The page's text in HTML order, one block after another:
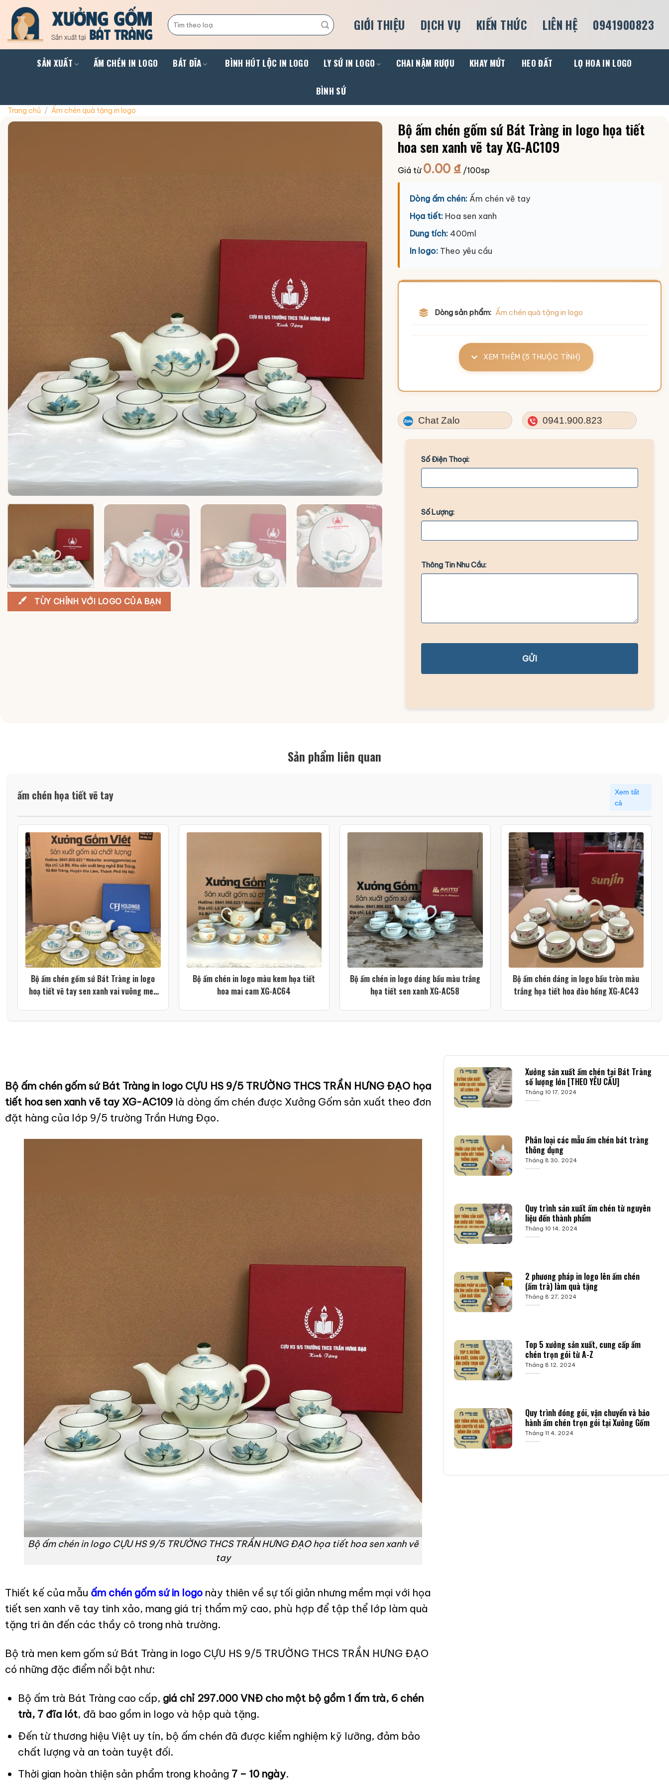
content
Tìm
kiếm:
GIỚI THIỆU DỊCH VỤ KIẾN THỨC LIÊN HỆ 0941900823
SẢN XUẤT ẤM CHÉN IN LOGO BÁT ĐĨA BÌNH HÚT LỘC IN LOGO LY SỨ IN LOGO CHAI NẬM RƯỢU KHAY MỨT HEO ĐẤT LỌ HOA IN LOGO
BÌNH SỨ
Trang chủ / Ấm chén quà tặng in logo
+5
TÙY CHỈNH VỚI LOGO CỦA BẠN
Bộ ấm chén gốm sứ Bát Tràng in logo họa tiết
hoa sen xanh vẽ tay XG-AC109
Giá từ 0.00 ₫ /100sp
Dòng ấm chén: Ấm chén vẽ tay
Họa tiết: Hoa sen xanh
Dung tích: 400ml
In logo: Theo yêu cầu
Dòng sản phẩm: Ấm chén quà tặng in logo
XEM THÊM (5 THUỘC TÍNH)
Chat Zalo 0941.900.823
Số Điện Thoại:
Số Lượng:
Thông Tin Nhu Cầu:
GỬI
Sản phẩm liên quan
ấm chén họa tiết vẽ tay
Xem tất
cả
Bộ ấm chén gốm sứ Bát Tràng in logo
hoạ tiết vẽ tay sen xanh vai vuông men
Bộ ấm chén in logo màu kem họa tiết
hoa mai cam XG-AC64
Bộ ấm chén in logo dáng bầu màu trắng
họa tiết sen xanh XG-AC58
Bộ ấm chén dáng in logo bầu tròn màu
trắng họa tiết hoa đào hồng XG-AC43
Bộ ấm chén gốm sứ Bát Tràng in logo CỰU HS 9/5 TRƯỜNG THCS TRẦN HƯNG ĐẠO họa
tiết hoa sen xanh vẽ tay XG-AC109là dòng ấm chén được Xưởng Gốm sản xuất theo đơn
đặt hàng của lớp 9/5 trường Trần Hưng Đạo.
Bộ ấm chén in logo CỰU HS 9/5 TRƯỜNG THCS TRẦN HƯNG ĐẠO họa tiết hoa sen xanh vẽ
tay
Thiết kế của mẫu ấm chén gốm sứ in logonày thiên về sự tối giản nhưng mềm mại với họa
tiết sen xanh vẽ tay tinh xảo, mang giá trị thẩm mỹ cao, phù hợp để tập thể lớp làm quà
tặng tri ân đến các thầy cô trong nhà trường.
Bộ trà men kem gốm sứ Bát Tràng in logo CỰU HS 9/5 TRƯỜNG THCS TRẦN HƯNG ĐẠO
có những đặc điểm nổi bật như:
Bộ ấm trà Bát Tràng cao cấp, giá chỉ 297.000 VNĐ cho một bộ gồm 1 ấm trà, 6 chén
trà, 7 đĩa lót, đã bao gồm in logo và hộp quà tặng.
Đến từ thương hiệu Việt uy tín, bộ ấm chén đã được kiểm nghiệm kỹ lưỡng, đảm bảo
chất lượng và an toàn tuyệt đối.
Thời gian hoàn thiện sản phẩm trong khoảng 7 – 10 ngày.
Xưởng sản xuất ấm chén tại Bát Tràng
số lượng lớn [THEO YÊU CẦU]
Tháng 10 17, 2024
Phân loại các mẫu ấm chén bát tràng
thông dụng
Tháng 8 30, 2024
Quy trình sản xuất ấm chén từ nguyên
liệu đến thành phẩm
Tháng 10 14, 2024
2 phương pháp in logo lên ấm chén
(ấm trà) làm quà tặng
Tháng 8 27, 2024
Top 5 xưởng sản xuất, cung cấp ấm
chén trọn gói từ A-Z
Tháng 8 12, 2024
Quy trình đóng gói, vận chuyển và bảo
hành ấm chén trọn gói tại Xưởng Gốm
Tháng 11 4, 2024